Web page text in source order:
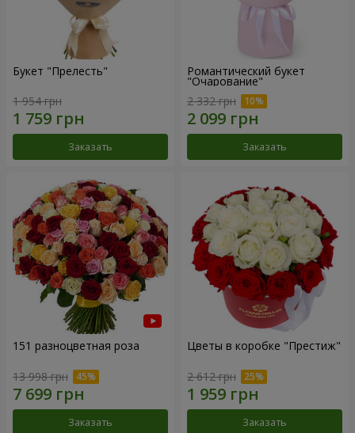
Букет "Прелесть"
1 954 грн
Заказать
Романтический букет
"Очарование"
2 332 грн
Заказать
151 разноцветная роза
13 998 грн
Заказать
Цветы в коробке "Престиж"
2 612 грн
Заказать